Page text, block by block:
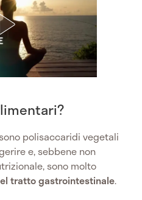
sono polisaccaridi vegetali
e, sebbene non
sono molto
tratto gastrointestinale.